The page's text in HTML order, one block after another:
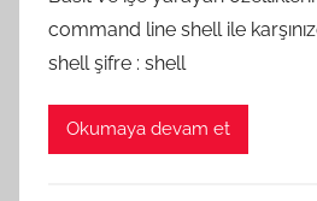
command line shell ile
shell şifre : shell
Okumaya devam et